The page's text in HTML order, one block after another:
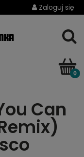
Zaloguj się
Can